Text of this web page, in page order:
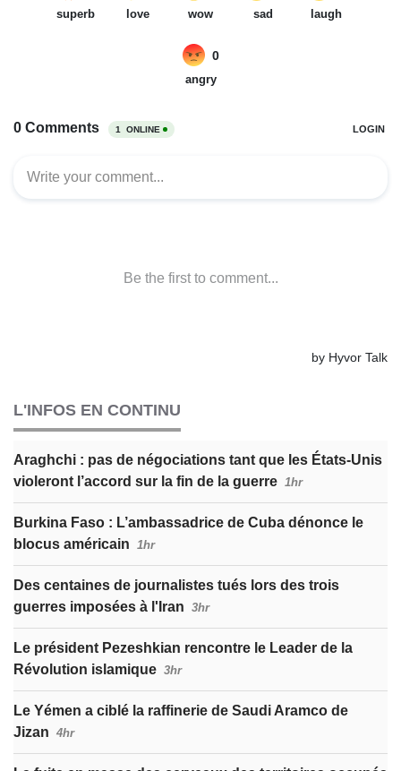
L'INFOS EN CONTINU
Araghchi : pas de négociations tant que les États-Unis
violeront l’accord sur la fin de la guerre 1hr
Burkina Faso : L’ambassadrice de Cuba dénonce le
blocus américain 1hr
Des centaines de journalistes tués lors des trois
guerres imposées à l'Iran 3hr
Le président Pezeshkian rencontre le Leader de la
Révolution islamique 3hr
Le Yémen a ciblé la raffinerie de Saudi Aramco de
Jizan 4hr